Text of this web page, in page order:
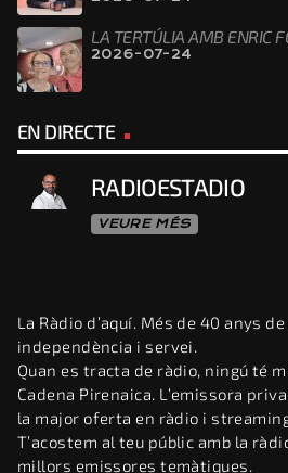
LA TERTÚLIA AMB ENRIC
2026-07-24
EN DIRECTE
RADIOESTADIO
VEURE MÉS
La Ràdio d’aquí. Més de 40 anys
independència i servei.
Quan es tracta de ràdio, ningú té
Cadena Pirenaica. L’emissora
la major oferta en ràdio i
T’acostem al teu públic amb la
millors emissores temàtiques.